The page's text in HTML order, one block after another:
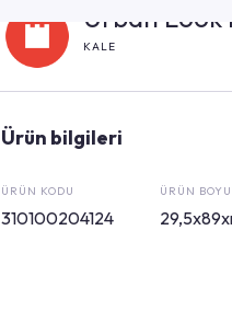
Urban Look
KALE
Ürün bilgileri
ÜRÜN KODU
310100204124
ÜRÜN